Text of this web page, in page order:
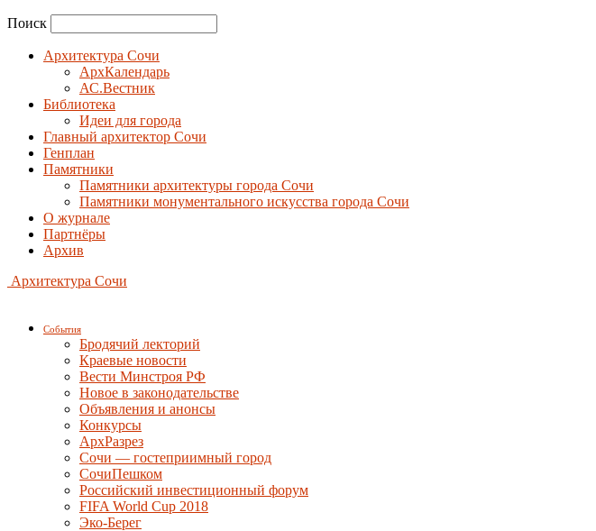
Поиск
Архитектура Сочи
АрхКалендарь
АС.Вестник
Библиотека
Идеи для города
Главный архитектор Сочи
Генплан
Памятники
Памятники архитектуры города Сочи
Памятники монументального искусства города Сочи
О журнале
Партнёры
Архив
Архитектура Сочи
События
Бродячий лекторий
Краевые новости
Вести Минстроя РФ
Новое в законодательстве
Объявления и анонсы
Конкурсы
АрхРазрез
Сочи — гостеприимный город
СочиПешком
Российский инвестиционный форум
FIFA World Cup 2018
Эко-Берег